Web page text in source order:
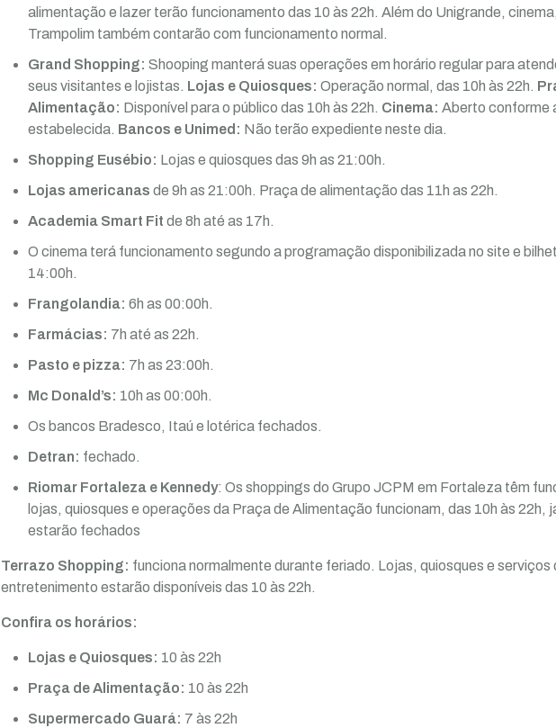
alimentação e lazer terão funcionamento das 10 às 22h. Além do Unigrande,
Trampolim também contarão com funcionamento normal.
Grand Shopping: Shooping manterá suas operações em horário regular para
seus visitantes e lojistas. Lojas e Quiosques: Operação normal, das 10h às 22h.
Alimentação: Disponível para o público das 10h às 22h. Cinema: Aberto conforme
estabelecida. Bancos e Unimed: Não terão expediente neste dia.
Shopping Eusébio: Lojas e quiosques das 9h as 21:00h.
Lojas americanas de 9h as 21:00h. Praça de alimentação das 11h as 22h.
Academia Smart Fit de 8h até as 17h.
O cinema terá funcionamento segundo a programação disponibilizada no site e
14:00h.
Frangolandia: 6h as 00:00h.
Farmácias: 7h até as 22h.
Pasto e pizza: 7h as 23:00h.
Mc Donald’s: 10h as 00:00h.
Os bancos Bradesco, Itaú e lotérica fechados.
Detran: fechado.
Riomar Fortaleza e Kennedy: Os shoppings do Grupo JCPM em Fortaleza têm
lojas, quiosques e operações da Praça de Alimentação funcionam, das 10h às 22h,
estarão fechados
Terrazo Shopping: funciona normalmente durante feriado. Lojas, quiosques e serviços
entretenimento estarão disponíveis das 10 às 22h.
Confira os horários:
Lojas e Quiosques: 10 às 22h
Praça de Alimentação: 10 às 22h
Supermercado Guará: 7 às 22h